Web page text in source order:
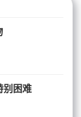
别困难